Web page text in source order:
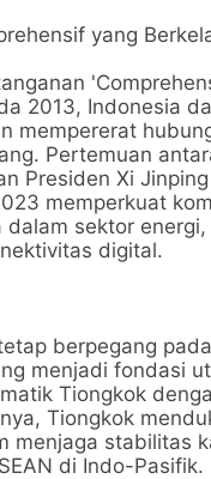
yang
2013, Indonesia
mempererat
Pertemuan
Presiden Xi
memperkuat
dalam sektor
digital.
berpegang
menjadi fondasi
Tiongkok
Tiongkok
menjaga stabilitas
di Indo-Pasifik.